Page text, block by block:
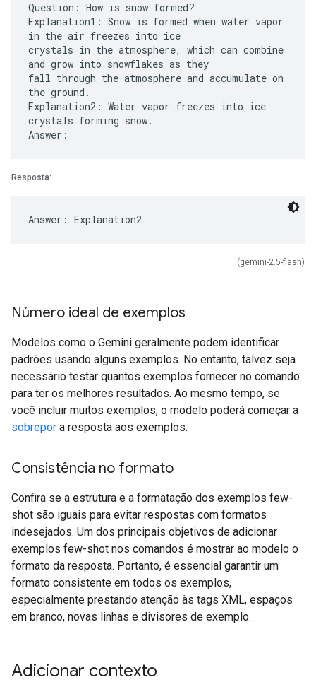
Question: How is snow formed?
Explanation1: Snow is formed when water vapor
in the air freezes into ice
crystals in the atmosphere, which can combine
and grow into snowflakes as they
fall through the atmosphere and accumulate on
the ground.
Explanation2: Water vapor freezes into ice
crystals forming snow.
Resposta:
(gemini-2.5-flash)
Número ideal de exemplos
Modelos como o Gemini geralmente podem identificar
padrões usando alguns exemplos. No entanto, talvez seja
necessário testar quantos exemplos fornecer no comando
para ter os melhores resultados. Ao mesmo tempo, se
você incluir muitos exemplos, o modelo poderá começar a
sobrepor a resposta aos exemplos.
Consistência no formato
Confira se a estrutura e a formatação dos exemplos few-
shot são iguais para evitar respostas com formatos
indesejados. Um dos principais objetivos de adicionar
exemplos few-shot nos comandos é mostrar ao modelo o
formato da resposta. Portanto, é essencial garantir um
formato consistente em todos os exemplos,
especialmente prestando atenção às tags XML, espaços
em branco, novas linhas e divisores de exemplo.
Adicionar contexto